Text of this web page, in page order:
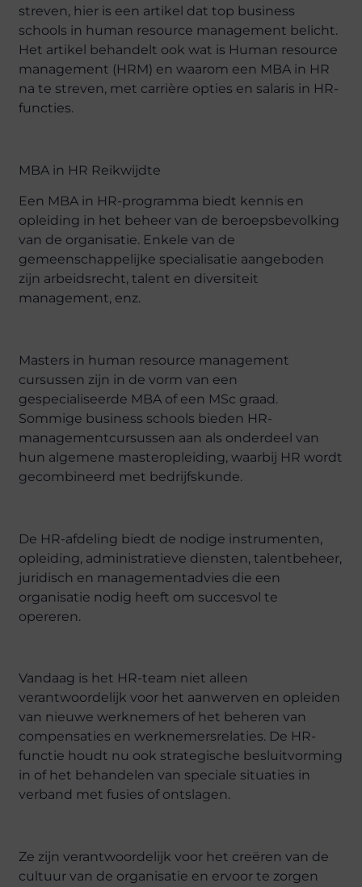
streven, hier is een artikel dat top business
schools in human resource management belicht.
Het artikel behandelt ook wat is Human resource
management (HRM) en waarom een MBA in HR
na te streven, met carrière opties en salaris in HR-
functies.
MBA in HR Reikwijdte
Een MBA in HR-programma biedt kennis en
opleiding in het beheer van de beroepsbevolking
van de organisatie. Enkele van de
gemeenschappelijke specialisatie aangeboden
zijn arbeidsrecht, talent en diversiteit
management, enz.
Masters in human resource management
cursussen zijn in de vorm van een
gespecialiseerde MBA of een MSc graad.
Sommige business schools bieden HR-
managementcursussen aan als onderdeel van
hun algemene masteropleiding, waarbij HR wordt
gecombineerd met bedrijfskunde.
De HR-afdeling biedt de nodige instrumenten,
opleiding, administratieve diensten, talentbeheer,
juridisch en managementadvies die een
organisatie nodig heeft om succesvol te
opereren.
Vandaag is het HR-team niet alleen
verantwoordelijk voor het aanwerven en opleiden
van nieuwe werknemers of het beheren van
compensaties en werknemersrelaties. De HR-
functie houdt nu ook strategische besluitvorming
in of het behandelen van speciale situaties in
verband met fusies of ontslagen.
Ze zijn verantwoordelijk voor het creëren van de
cultuur van de organisatie en ervoor te zorgen